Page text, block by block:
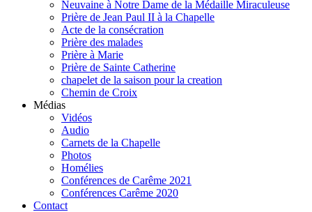
Neuvaine à Notre Dame de la Médaille Miraculeuse
Prière de Jean Paul II à la Chapelle
Acte de la consécration
Prière des malades
Prière à Marie
Prière de Sainte Catherine
chapelet de la saison pour la creation
Chemin de Croix
Médias
Vidéos
Audio
Carnets de la Chapelle
Photos
Homélies
Conférences de Carême 2021
Conférences Carême 2020
Contact